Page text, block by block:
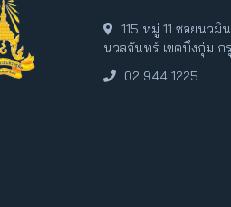
115 หมู่ 11 ซอยนว
นวลจันทร์ เขตบึงกุ่ม ก
02 944 1225